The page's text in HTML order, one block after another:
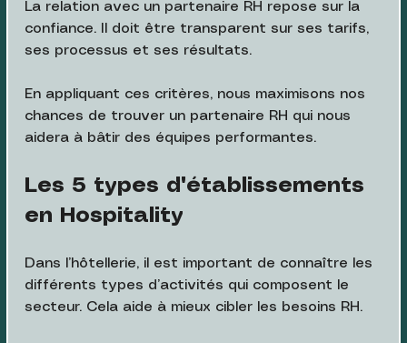
La relation avec un partenaire RH repose sur la
confiance. Il doit être transparent sur ses tarifs,
ses processus et ses résultats.
En appliquant ces critères, nous maximisons nos
chances de trouver un partenaire RH qui nous
aidera à bâtir des équipes performantes.
Les 5 types d'établissements
en Hospitality
Dans l’hôtellerie, il est important de connaître les
différents types d’activités qui composent le
secteur. Cela aide à mieux cibler les besoins RH.